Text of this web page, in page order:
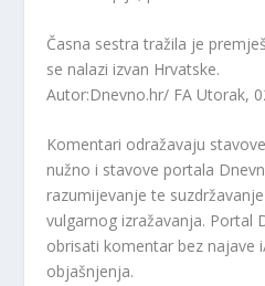
Časna sestra tražila je
se nalazi izvan Hrvatske.
Autor:Dnevno.hr/ FA Utorak,
Komentari odražavaju
nužno i stavove portala
razumijevanje te
vulgarnog izražavanja. Portal
obrisati komentar bez najave
objašnjenja.